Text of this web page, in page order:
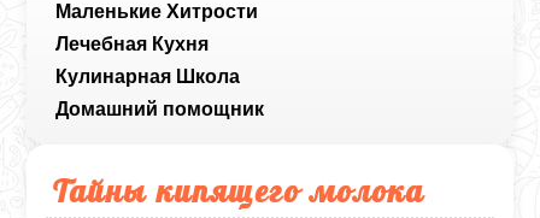
Маленькие Хитрости
Лечебная Кухня
Кулинарная Школа
Домашний помощник
Тайны кипящего молока